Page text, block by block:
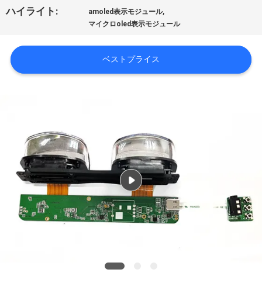
旅
ハイライト: amoled表示モジュール,
マイクロoled表示モジュール
ベストプライス